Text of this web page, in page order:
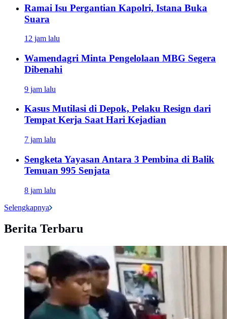
Ramai Isu Pergantian Kapolri, Istana Buka
Suara
12 jam lalu
Wamendagri Minta Pengelolaan MBG Segera
Dibenahi
9 jam lalu
Kasus Mutilasi di Depok, Pelaku Resign dari
Tempat Kerja Saat Hari Kejadian
7 jam lalu
Sengketa Yayasan Antara 3 Pembina di Balik
Temuan 995 Senjata
8 jam lalu
Selengkapnya
Berita Terbaru